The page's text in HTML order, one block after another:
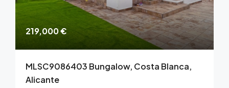
219,000 €
MLSC9086403 Bungalow, Costa Blanca,
Alicante